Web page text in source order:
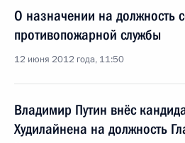
О назначении на должность
противопожарной службы
12 июня 2012 года, 11:50
Владимир Путин внёс
Худилайнена на должность